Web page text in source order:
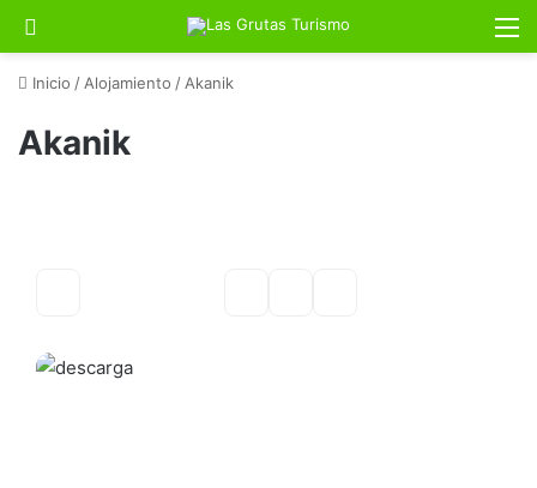
Inicio / Alojamiento / Akanik
Akanik